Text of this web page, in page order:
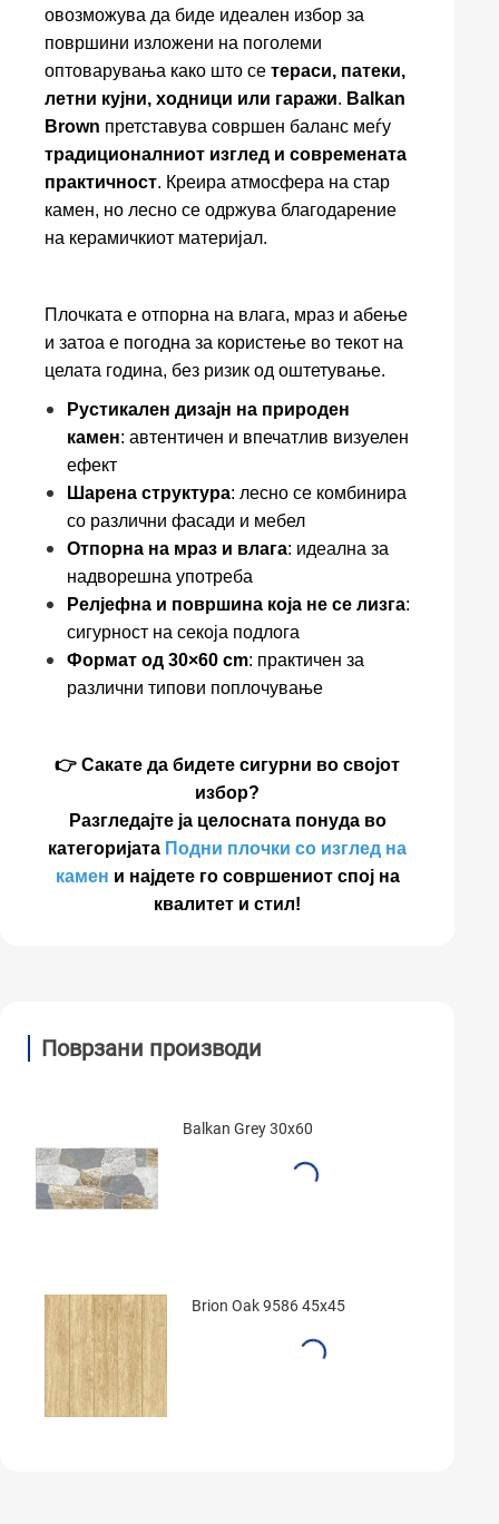
овозможува да биде идеален избор за
површини изложени на поголеми
оптоварувања како што се тераси, патеки,
летни кујни, ходници или гаражи. Balkan
Brown претставува совршен баланс меѓу
традиционалниот изглед и современата
практичност. Креира атмосфера на стар
камен, но лесно се одржува благодарение
на керамичкиот материјал.
Плочката е отпорна на влага, мраз и абење
и затоа е погодна за користење во текот на
целата година, без ризик од оштетување.
Рустикален дизајн на природен
камен: автентичен и впечатлив визуелен
ефект
Шарена структура: лесно се комбинира
со различни фасади и мебел
Отпорна на мраз и влага: идеална за
надворешна употреба
Релјефна и површина која не се лизга:
сигурност на секоја подлога
Формат од 30×60 cm: практичен за
различни типови поплочување
👉 Сакате да бидете сигурни во својот
избор?
Разгледајте ја целосната понуда во
категоријата Подни плочки со изглед на
камен и најдете го совршениот спој на
квалитет и стил!
Поврзани производи
Balkan Grey 30x60
Brion Oak 9586 45x45